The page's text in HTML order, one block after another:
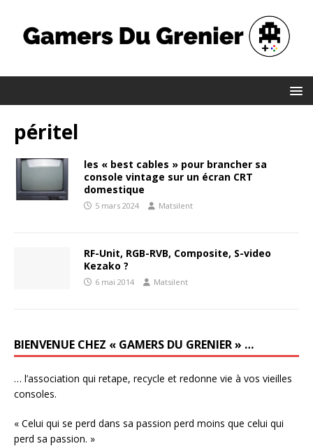
péritel
les « best cables » pour brancher sa
console vintage sur un écran CRT
domestique
5 mars 2024 Matsilent
RF-Unit, RGB-RVB, Composite, S-video
Kezako ?
6 mai 2014 Matsilent
BIENVENUE CHEZ « GAMERS DU GRENIER » …
… l’association qui retape, recycle et redonne vie à vos vieilles
consoles.
« Celui qui se perd dans sa passion perd moins que celui qui
perd sa passion. »